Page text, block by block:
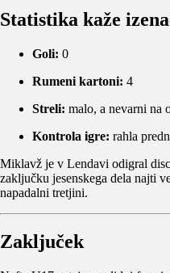
Statistika kaže
Goli: 0
Rumeni kartoni: 4
Streli: malo, a nevarni na
Kontrola igre: rahla
Miklavž je v Lendavi odigral
zaključku jesenskega dela najti
napadalni tretjini.
Zaključek